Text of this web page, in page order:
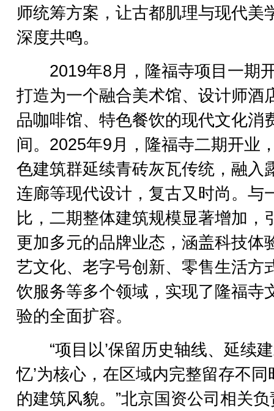
师统筹方案，让古都肌理与现代美
深度共鸣。
2019年8月，隆福寺项目一期
打造为一个融合美术馆、设计师酒
品咖啡馆、特色餐饮的现代文化消
间。2025年9月，隆福寺二期开业
色建筑群延续青砖灰瓦传统，融入
连廊等现代设计，复古又时尚。与
比，二期整体建筑规模显著增加，
更加多元的品牌业态，涵盖科技体
艺文化、老字号创新、零售生活方
饮服务等多个领域，实现了隆福寺
验的全面扩容。
“项目以’保留历史轴线、延续
忆’为核心，在区域内完整留存不同
的建筑风貌。”北京国资公司相关